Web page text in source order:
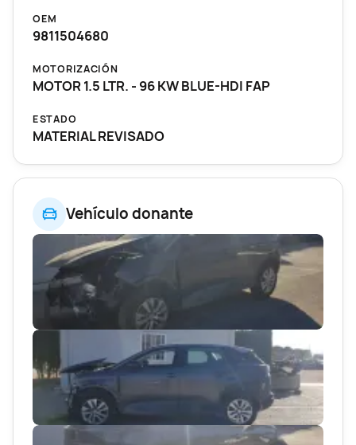
Vehículo donante
OEM
9811504680
MOTORIZACIÓN
MOTOR 1.5 LTR. - 96 KW BLUE-HDI FAP
ESTADO
MATERIAL REVISADO